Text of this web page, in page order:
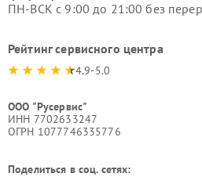
ПН-ВСК с 9:00 до 21:00 без
Рейтинг сервисного центра
4.9-5.0
ООО "Русервис"
ИНН 7702633247
ОГРН 1077746335776
Поделиться в соц. сетях: